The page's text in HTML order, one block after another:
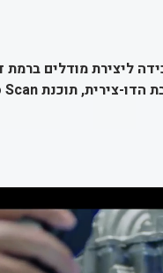
ליצירת מודלים ברמת